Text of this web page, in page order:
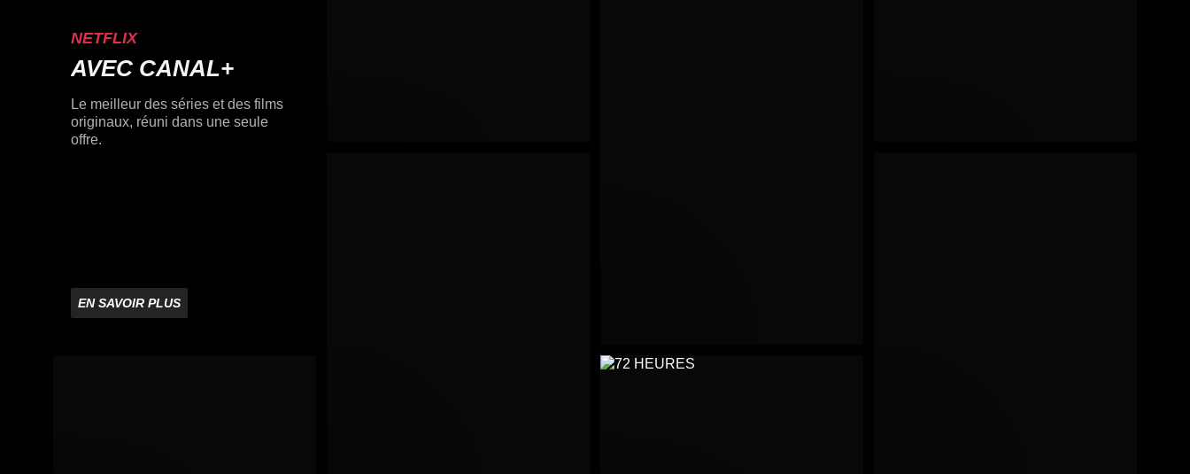
NETFLIX
AVEC CANAL+
Le meilleur des séries et des films
originaux, réuni dans une seule
offre.
EN SAVOIR PLUS